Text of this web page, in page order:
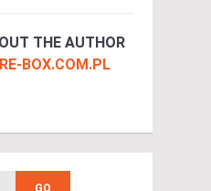
THE AUTHOR
BOX.COM.PL